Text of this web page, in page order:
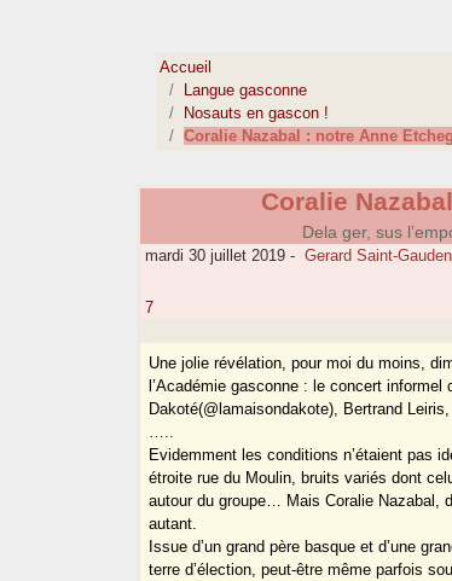
Accueil
Langue gasconne
Nosauts en gascon !
Coralie Nazabal : notre Anne
Coralie
Dela ger, sus
mardi 30 juillet 2019 - Gerard Saint-
7
Une jolie révélation, pour moi du moins,
l’Académie gasconne : le concert
Dakoté(@lamaisondakote), Bertrand
…..
Evidemment les conditions n’étaient pas
étroite rue du Moulin, bruits variés dont
autour du groupe… Mais Coralie Nazabal,
autant.
Issue d’un grand père basque et d’une
terre d’élection, peut-être même parfois